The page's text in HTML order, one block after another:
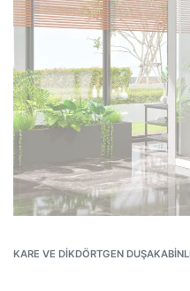
KARE VE DIKDÖRTGEN